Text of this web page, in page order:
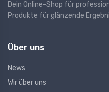
Dein Online-Shop für
Produkte für glänzende
Über uns
News
Wir über uns